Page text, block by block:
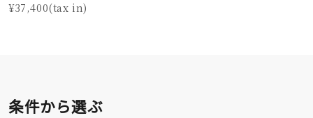
¥37,400(tax in)
条件から選ぶ